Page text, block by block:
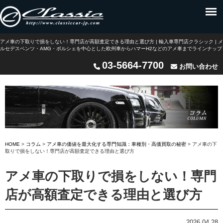
アメ車の下取りで損をしない！専門店が高額査定できる理由と選び方 | 輸入車専門店クラシック | メ
ルセデスベンツ・AMG・ポルシェを中心とした欧州車からハマーH2などのアメ車までラインナップ
03-5664-7700 お問い合わせ
HOME > コラム > アメ車の価値を最大化する専門知識：車種別・高価買取の秘密 > アメ車の下
取りで損をしない！専門店が高額査定できる理由と選び方
アメ車の下取りで損をしない！専門
店が高額査定できる理由と選び方